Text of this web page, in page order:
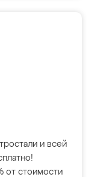
и всей
от стоимости